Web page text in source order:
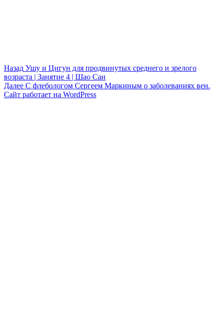
Навигация
по
записям
Назад Предыдущая
запись:
Ушу и Цигун для продвинутых среднего и зрелого
возраста | Занятие 4 | Шао Сан
Далее Следующая
запись:
С флебологом Сергеем Маркиным о заболеваниях вен.
Сайт работает на WordPress